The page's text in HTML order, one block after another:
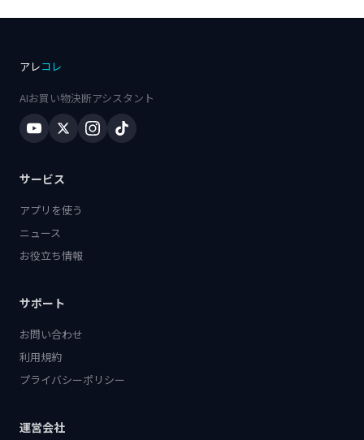
アレコレ
AIお買い物決断アシスタント
サービス
アプリを使う
ニュース
お役立ち情報
サポート
お問い合わせ
利用規約
プライバシーポリシー
運営会社